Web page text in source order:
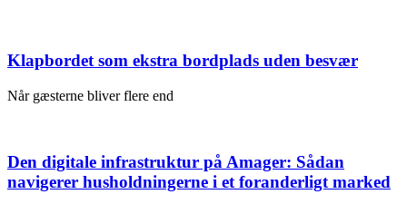
Klapbordet som ekstra bordplads uden besvær
Når gæsterne bliver flere end
Den digitale infrastruktur på Amager: Sådan
navigerer husholdningerne i et foranderligt marked